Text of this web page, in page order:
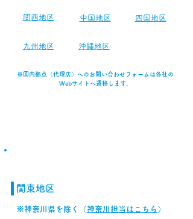
​関西地区
九州地区
中国地区 四国地区
​沖縄地区
※国内拠点（代理店）へのお問い合わせフォームは各社の
Webサイトへ遷移します。
関東地区
※神奈川県を除く（神奈川担当はこちら ）